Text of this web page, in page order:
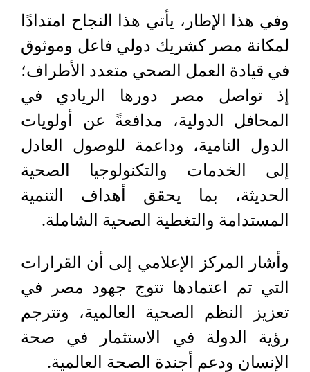
وفي هذا الإطار، يأتي هذا النجاح امتدادًا
لمكانة مصر كشريك دولي فاعل وموثوق
في قيادة العمل الصحي متعدد الأطراف؛
إذ تواصل مصر دورها الريادي في
المحافل الدولية، مدافعةً عن أولويات
الدول النامية، وداعمة للوصول العادل
إلى الخدمات والتكنولوجيا الصحية
الحديثة، بما يحقق أهداف التنمية
المستدامة والتغطية الصحية الشاملة.
‏‎وأشار المركز الإعلامي إلى أن القرارات
التي تم اعتمادها تتوج جهود مصر في
تعزيز النظم الصحية العالمية، وتترجم
رؤية الدولة في الاستثمار في صحة
الإنسان ودعم أجندة الصحة العالمية.